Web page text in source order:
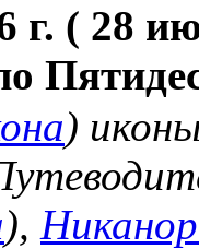
г. ( 28
)
),